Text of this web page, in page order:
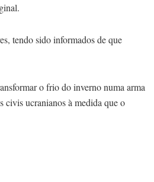
tendo sido informados de que
o frio do inverno numa arma
civis ucranianos à medida que o